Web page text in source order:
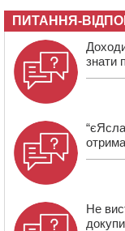
06 СЕРПНЯ 2026,
21:13 Вісім
спортсмени
ПИТАННЯ-
знати
Не